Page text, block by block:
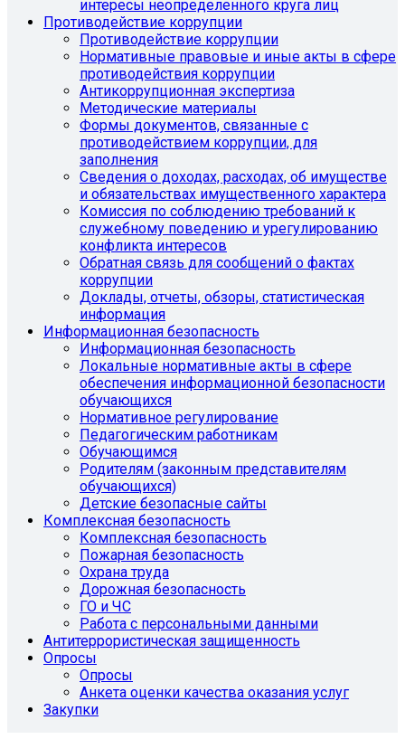
интересы неопределенного круга лиц
Противодействие коррупции
Противодействие коррупции
Нормативные правовые и иные акты в сфере
противодействия коррупции
Антикоррупционная экспертиза
Методические материалы
Формы документов, связанные с
противодействием коррупции, для
заполнения
Сведения о доходах, расходах, об имуществе
и обязательствах имущественного характера
Комиссия по соблюдению требований к
служебному поведению и урегулированию
конфликта интересов
Обратная связь для сообщений о фактах
коррупции
Доклады, отчеты, обзоры, статистическая
информация
Информационная безопасность
Информационная безопасность
Локальные нормативные акты в сфере
обеспечения информационной безопасности
обучающихся
Нормативное регулирование
Педагогическим работникам
Обучающимся
Родителям (законным представителям
обучающихся)
Детские безопасные сайты
Комплексная безопасность
Комплексная безопасность
Пожарная безопасность
Охрана труда
Дорожная безопасность
ГО и ЧС
Работа с персональными данными
Антитеррористическая защищенность
Опросы
Опросы
Анкета оценки качества оказания услуг
Закупки